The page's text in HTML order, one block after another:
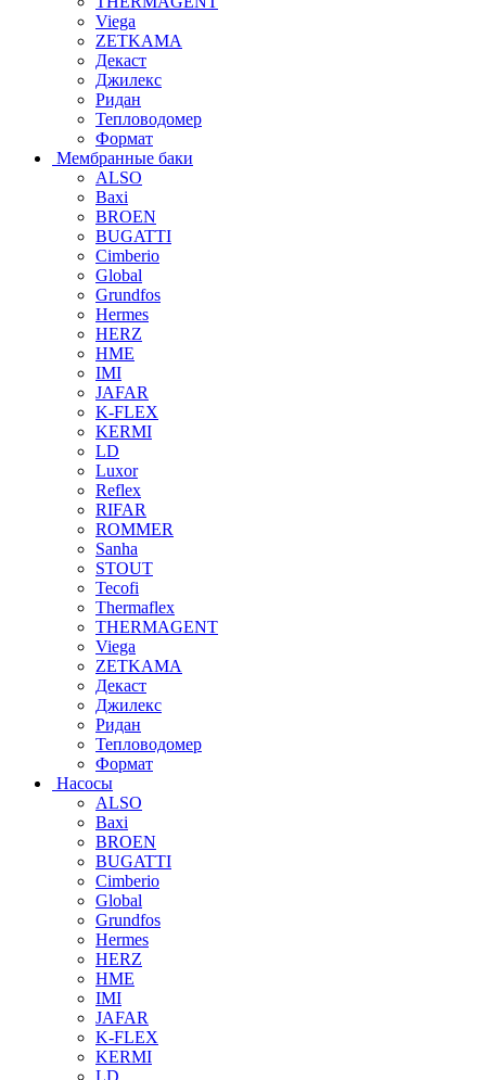
Viega
ZETKAMA
Декаст
Джилекс
Ридан
Тепловодомер
Формат
Мембранные баки
ALSO
Baxi
BROEN
BUGATTI
Cimberio
Global
Grundfos
Hermes
HERZ
HME
IMI
JAFAR
K-FLEX
KERMI
LD
Luxor
Reflex
RIFAR
ROMMER
Sanha
STOUT
Tecofi
Thermaflex
THERMAGENT
Viega
ZETKAMA
Декаст
Джилекс
Ридан
Тепловодомер
Формат
Насосы
ALSO
Baxi
BROEN
BUGATTI
Cimberio
Global
Grundfos
Hermes
HERZ
HME
IMI
JAFAR
K-FLEX
KERMI
LD